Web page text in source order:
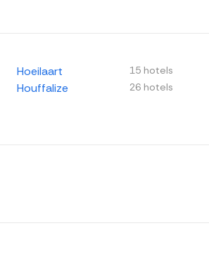
Hoeilaart 15 hotels
Houffalize 26 hotels